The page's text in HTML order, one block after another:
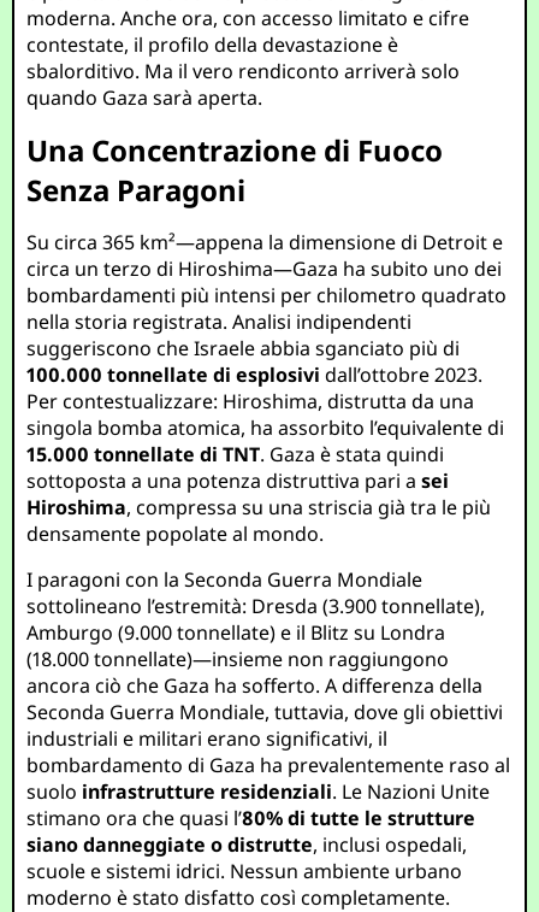
moderna. Anche ora, con accesso limitato e cifre
contestate, il profilo della devastazione è
sbalorditivo. Ma il vero rendiconto arriverà solo
quando Gaza sarà aperta.
Una Concentrazione di Fuoco
Senza Paragoni
Su circa 365 km²—appena la dimensione di Detroit e
circa un terzo di Hiroshima—Gaza ha subito uno dei
bombardamenti più intensi per chilometro quadrato
nella storia registrata. Analisi indipendenti
suggeriscono che Israele abbia sganciato più di
100.000 tonnellate di esplosivi dall’ottobre 2023.
Per contestualizzare: Hiroshima, distrutta da una
singola bomba atomica, ha assorbito l’equivalente di
15.000 tonnellate di TNT. Gaza è stata quindi
sottoposta a una potenza distruttiva pari asei
Hiroshima, compressa su una striscia già tra le più
densamente popolate al mondo.
I paragoni con la Seconda Guerra Mondiale
sottolineano l’estremità: Dresda (3.900 tonnellate),
Amburgo (9.000 tonnellate) e il Blitz su Londra
(18.000 tonnellate)—insieme non raggiungono
ancora ciò che Gaza ha sofferto. A differenza della
Seconda Guerra Mondiale, tuttavia, dove gli obiettivi
industriali e militari erano significativi, il
bombardamento di Gaza ha prevalentemente raso al
suolo infrastrutture residenziali. Le Nazioni Unite
stimano ora che quasi l’80% di tutte le strutture
siano danneggiate o distrutte, inclusi ospedali,
scuole e sistemi idrici. Nessun ambiente urbano
moderno è stato disfatto così completamente.